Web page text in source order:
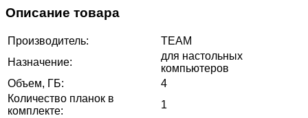
Описание товара
Производитель:
TEAM
Назначение:
для настольных
компьютеров
Объем, ГБ:
4
Количество планок в
комплекте:
1